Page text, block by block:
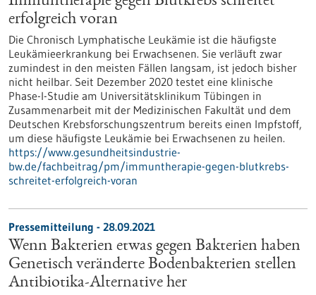
erfolgreich voran
Die Chronisch Lymphatische Leukämie ist die häufigste
Leukämieerkrankung bei Erwachsenen. Sie verläuft zwar
zumindest in den meisten Fällen langsam, ist jedoch bisher
nicht heilbar. Seit Dezember 2020 testet eine klinische
Phase-I-Studie am Universitätsklinikum Tübingen in
Zusammenarbeit mit der Medizinischen Fakultät und dem
Deutschen Krebsforschungszentrum bereits einen Impfstoff,
um diese häufigste Leukämie bei Erwachsenen zu heilen.
https://www.gesundheitsindustrie-
bw.de/fachbeitrag/pm/immuntherapie-gegen-blutkrebs-
schreitet-erfolgreich-voran
Pressemitteilung - 28.09.2021
Wenn Bakterien etwas gegen Bakterien haben
Genetisch veränderte Bodenbakterien stellen
Antibiotika-Alternative her